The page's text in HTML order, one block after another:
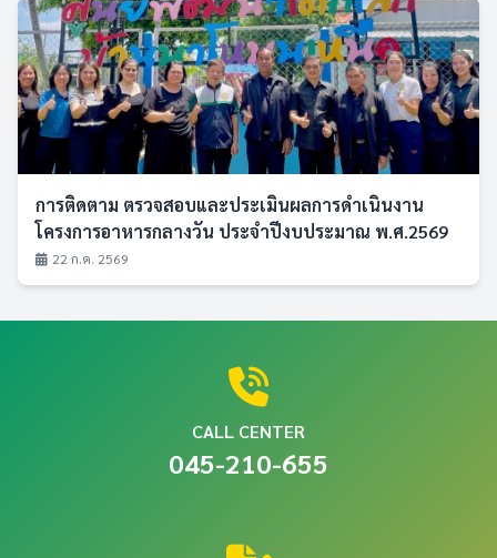
การติดตาม ตรวจสอบและประเมินผลการดำเนินงาน
โครงการอาหารกลางวัน ประจำปีงบประมาณ พ.ศ.2569
22 ก.ค. 2569
CALL CENTER
045-210-655